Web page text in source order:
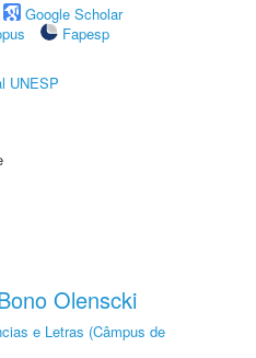
Google Scholar
Fapesp
UNESP
Olenscki
e Letras (Câmpus de